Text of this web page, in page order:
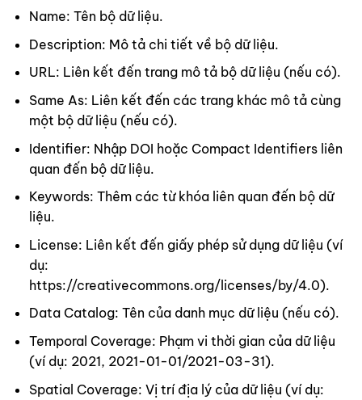
Name: Tên bộ dữ liệu.
Description: Mô tả chi tiết về bộ dữ liệu.
URL: Liên kết đến trang mô tả bộ dữ liệu (nếu có).
Same As: Liên kết đến các trang khác mô tả cùng
một bộ dữ liệu (nếu có).
Identifier: Nhập DOI hoặc Compact Identifiers liên
quan đến bộ dữ liệu.
Keywords: Thêm các từ khóa liên quan đến bộ dữ
liệu.
License: Liên kết đến giấy phép sử dụng dữ liệu (ví
dụ:
https://creativecommons.org/licenses/by/4.0).
Data Catalog: Tên của danh mục dữ liệu (nếu có).
Temporal Coverage: Phạm vi thời gian của dữ liệu
(ví dụ: 2021, 2021-01-01/2021-03-31).
Spatial Coverage: Vị trí địa lý của dữ liệu (ví dụ: